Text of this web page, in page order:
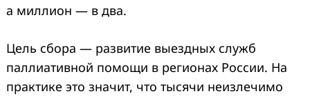
а миллион — в два.
Цель сбора — развитие выездных служб
паллиативной помощи в регионах России. На
практике это значит, что тысячи неизлечимо